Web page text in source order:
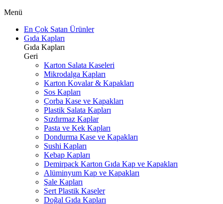
Menü
En Çok Satan Ürünler
Gıda Kapları
Gıda Kapları
Geri
Karton Salata Kaseleri
Mikrodalga Kapları
Karton Kovalar & Kapakları
Sos Kapları
Çorba Kase ve Kapakları
Plastik Salata Kapları
Sızdırmaz Kaplar
Pasta ve Kek Kapları
Dondurma Kase ve Kapakları
Sushi Kapları
Kebap Kapları
Demirpack Karton Gıda Kap ve Kapakları
Alüminyum Kap ve Kapakları
Şale Kapları
Sert Plastik Kaseler
Doğal Gıda Kapları